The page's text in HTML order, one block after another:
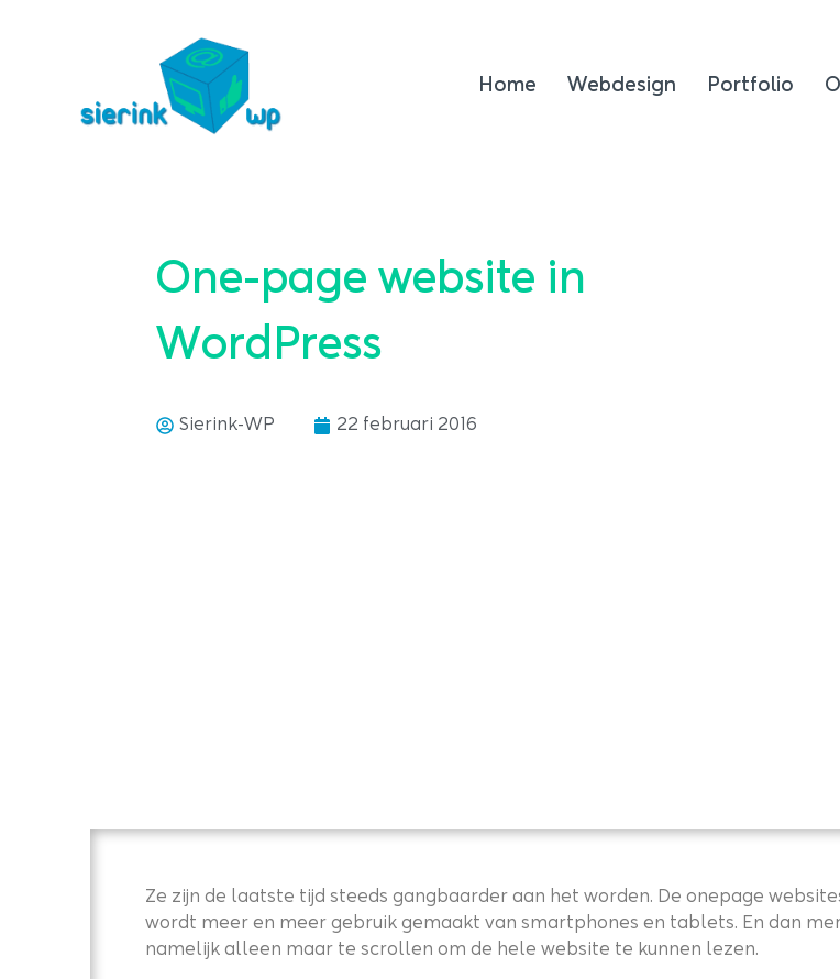
Home Webdesign Portfolio
One-page website in
WordPress
Sierink-WP 22 februari 2016
Ze zijn de laatste tijd steeds gangbaarder aan het worden. De onepage
wordt meer en meer gebruik gemaakt van smartphones en tablets. En dan
namelijk alleen maar te scrollen om de hele website te kunnen lezen.